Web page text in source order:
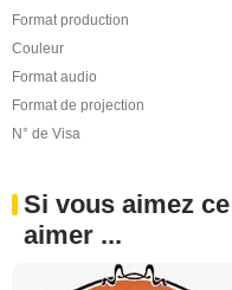
Format production
Couleur
Format audio
Format de projection
N° de Visa
Si vous aimez
aimer ...